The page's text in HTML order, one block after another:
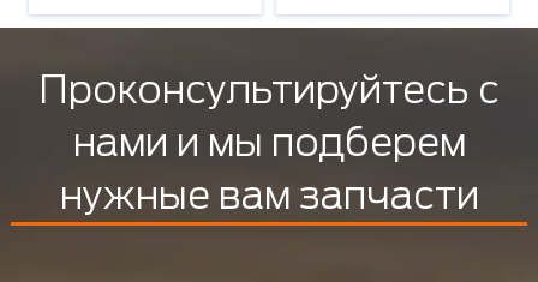
Проконсультируйтесь с
нами и мы подберем
нужные вам запчасти